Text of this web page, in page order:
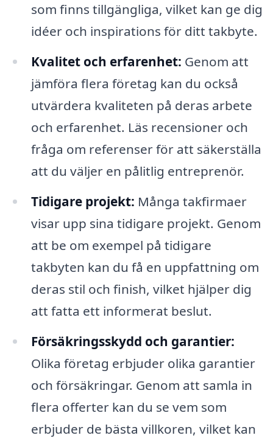
som finns tillgängliga, vilket kan ge dig
idéer och inspirations för ditt takbyte.
Kvalitet och erfarenhet: Genom att
jämföra flera företag kan du också
utvärdera kvaliteten på deras arbete
och erfarenhet. Läs recensioner och
fråga om referenser för att säkerställa
att du väljer en pålitlig entreprenör.
Tidigare projekt: Många takfirmaer
visar upp sina tidigare projekt. Genom
att be om exempel på tidigare
takbyten kan du få en uppfattning om
deras stil och finish, vilket hjälper dig
att fatta ett informerat beslut.
Försäkringsskydd och garantier:
Olika företag erbjuder olika garantier
och försäkringar. Genom att samla in
flera offerter kan du se vem som
erbjuder de bästa villkoren, vilket kan